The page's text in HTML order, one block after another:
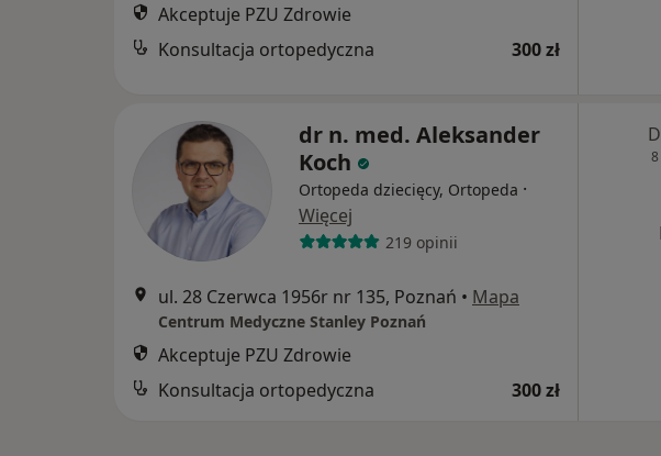
Akceptuje PZU Zdrowie
Konsultacja ortopedyczna
300 zł
dr n. med. Aleksander
Koch
Ortopeda dziecięcy, Ortopeda ·
Więcej
219 opinii
ul. 28 Czerwca 1956r nr 135, Poznań • Mapa
Centrum Medyczne Stanley Poznań
Akceptuje PZU Zdrowie
Konsultacja ortopedyczna
300 zł
8